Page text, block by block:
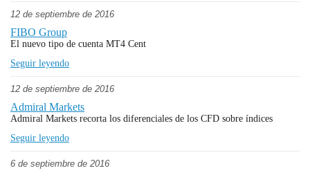
12 de septiembre de 2016
FIBO Group
El nuevo tipo de cuenta MT4 Cent
Seguir leyendo
12 de septiembre de 2016
Admiral Markets
Admiral Markets recorta los diferenciales de los CFD sobre índices
Seguir leyendo
6 de septiembre de 2016